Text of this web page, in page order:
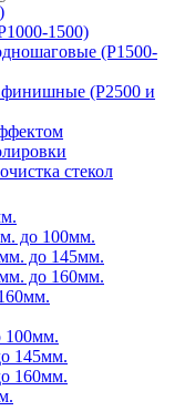
1500)
(P1500-
(P2500 и
стекол
до 100мм.
до 145мм.
до 160мм.
100мм.
145мм.
160мм.